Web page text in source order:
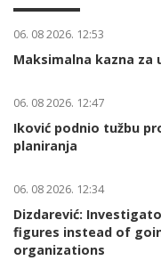
06. 08 2026. 12:53
Maksimalna kazna
06. 08 2026. 12:47
Iković podnio tužbu
planiranja
06. 08 2026. 12:34
Dizdarević:
figures instead of
organizations